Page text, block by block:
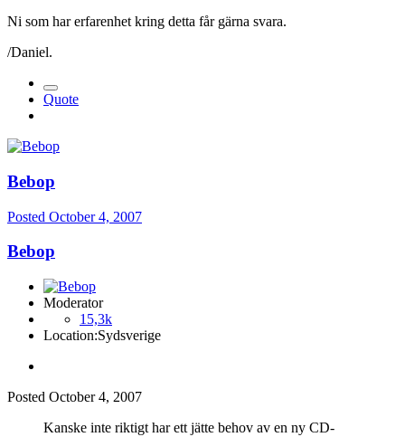
Ni som har erfarenhet kring detta får gärna svara.
/Daniel.
Quote
Bebop
Posted October 4, 2007
Bebop
Moderator
15,3k
Location:Sydsverige
Posted October 4, 2007
Kanske inte riktigt har ett jätte behov av en ny CD-